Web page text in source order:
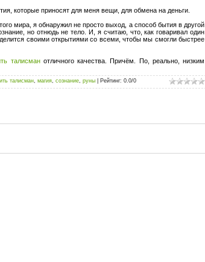
которые приносят для меня вещи, для обмена на деньги.
мира, я обнаружил не просто выход, а способ бытия в другой
но отнюдь не тело. И, я считаю, что, как говаривал один
своими открытиями со всеми, чтобы мы смогли быстрее
талисманотличного качества. Причём. По, реально, низким
талисман магия сознание руны Рейтинг: 0.0/0